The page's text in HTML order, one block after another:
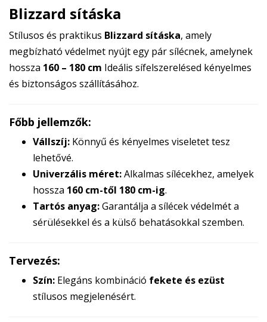
Blizzard sításka
Stílusos és praktikus Blizzard sításka, amely
megbízható védelmet nyújt egy pár sílécnek, amelynek
hossza 160 – 180 cm Ideális sífelszerelésed kényelmes
és biztonságos szállításához.
Főbb jellemzők:
Vállszíj: Könnyű és kényelmes viseletet tesz
lehetővé.
Univerzális méret:Alkalmas sílécekhez, amelyek
hossza 160 cm-től 180 cm-ig.
Tartós anyag:Garantálja a sílécek védelmét a
sérülésekkel és a külső behatásokkal szemben.
Tervezés:
Szín: Elegáns kombináció fekete és ezüst
stílusos megjelenésért.